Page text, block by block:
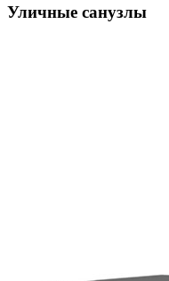
Уличные санузлы